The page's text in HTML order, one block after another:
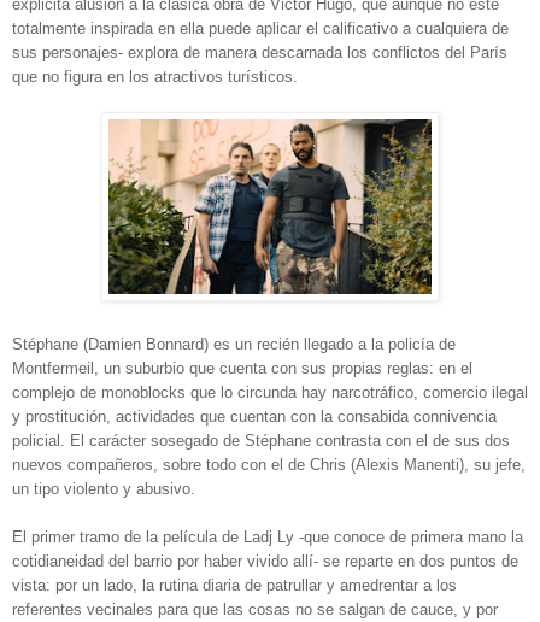
explicita alusión a la clásica obra de Victor Hugo, que aunque no esté
totalmente inspirada en ella puede aplicar el calificativo a cualquiera de
sus personajes- explora de manera descarnada los conflictos del París
que no figura en los atractivos turísticos.
Stéphane (Damien Bonnard) es un recién llegado a la policía de
Montfermeil, un suburbio que cuenta con sus propias reglas: en el
complejo de monoblocks que lo circunda hay narcotráfico, comercio ilegal
y prostitución, actividades que cuentan con la consabida connivencia
policial. El carácter sosegado de Stéphane contrasta con el de sus dos
nuevos compañeros, sobre todo con el de Chris (Alexis Manenti), su jefe,
un tipo violento y abusivo.
El primer tramo de la película de Ladj Ly -que conoce de primera mano la
cotidianeidad del barrio por haber vivido allí- se reparte en dos puntos de
vista: por un lado, la rutina diaria de patrullar y amedrentar a los
referentes vecinales para que las cosas no se salgan de cauce, y por